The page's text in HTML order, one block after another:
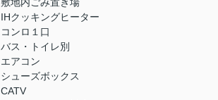
IHクッキングヒーター
コンロ１口
バス・トイレ別
エアコン
シューズボックス
CATV